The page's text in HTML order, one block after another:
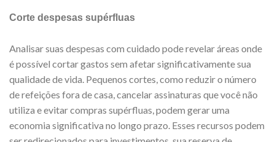
Corte despesas supérfluas
Analisar suas despesas com cuidado pode revelar áreas onde
é possível cortar gastos sem afetar significativamente sua
qualidade de vida. Pequenos cortes, como reduzir o número
de refeições fora de casa, cancelar assinaturas que você não
utiliza e evitar compras supérfluas, podem gerar uma
economia significativa no longo prazo. Esses recursos podem